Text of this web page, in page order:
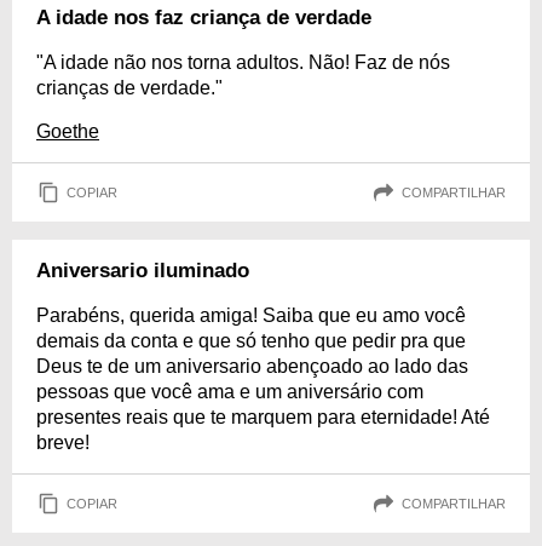
A idade nos faz criança de verdade
"A idade não nos torna adultos. Não! Faz de nós
crianças de verdade."
Goethe
COPIAR COMPARTILHAR
Aniversario iluminado
Parabéns, querida amiga! Saiba que eu amo você
demais da conta e que só tenho que pedir pra que
Deus te de um aniversario abençoado ao lado das
pessoas que você ama e um aniversário com
presentes reais que te marquem para eternidade! Até
breve!
COPIAR COMPARTILHAR